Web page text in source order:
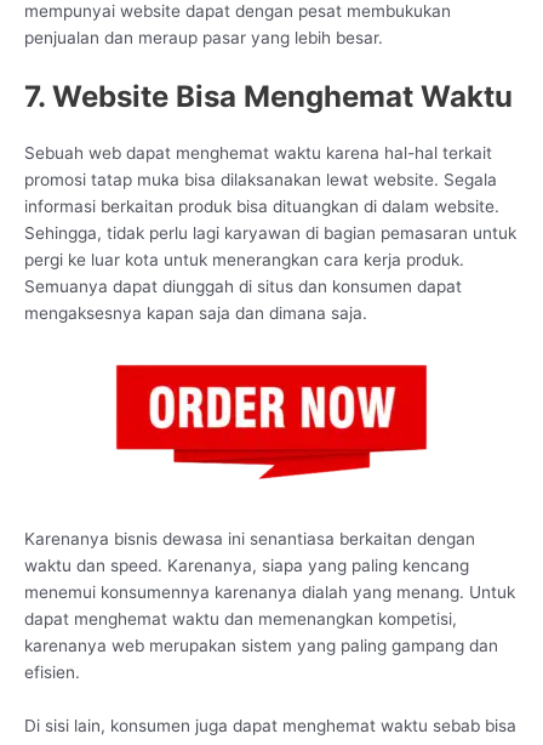
mempunyai website dapat dengan pesat membukukan
penjualan dan meraup pasar yang lebih besar.
7. Website Bisa Menghemat Waktu
Sebuah web dapat menghemat waktu karena hal-hal terkait
promosi tatap muka bisa dilaksanakan lewat website. Segala
informasi berkaitan produk bisa dituangkan di dalam website.
Sehingga, tidak perlu lagi karyawan di bagian pemasaran untuk
pergi ke luar kota untuk menerangkan cara kerja produk.
Semuanya dapat diunggah di situs dan konsumen dapat
mengaksesnya kapan saja dan dimana saja.
Karenanya bisnis dewasa ini senantiasa berkaitan dengan
waktu dan speed. Karenanya, siapa yang paling kencang
menemui konsumennya karenanya dialah yang menang. Untuk
dapat menghemat waktu dan memenangkan kompetisi,
karenanya web merupakan sistem yang paling gampang dan
efisien.
Di sisi lain, konsumen juga dapat menghemat waktu sebab bisa